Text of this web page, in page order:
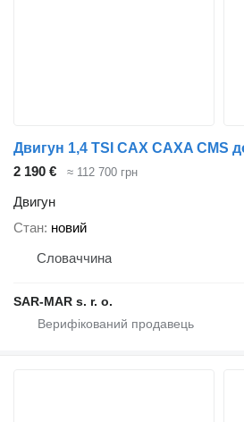
2 190 € ≈ 112 700 грн
Двигун
Стан новий
Словаччина
SAR-MAR s. r. o.